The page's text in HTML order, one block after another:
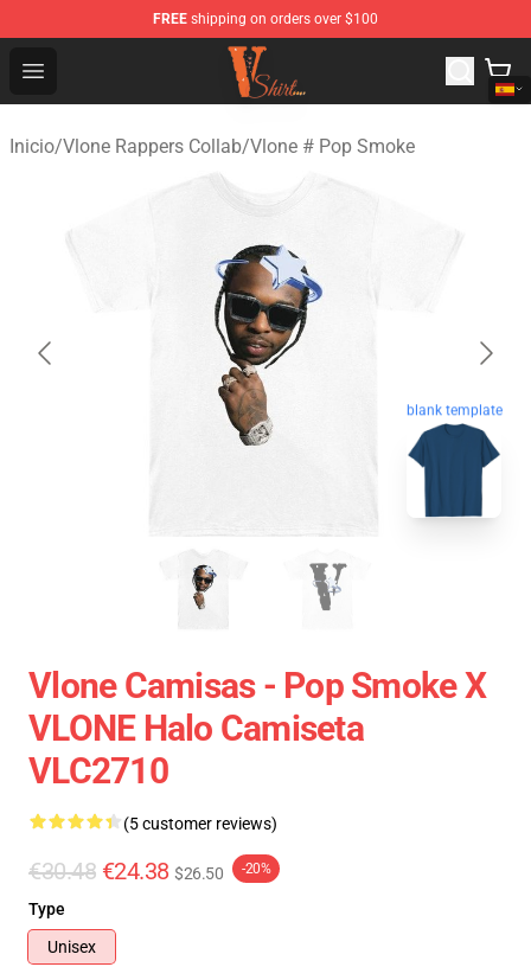
FREE shipping on orders over $100
Open menu
Vlone Shirt Store - Official Vlone Shirt Shop
Inicio/Vlone Rappers Collab/Vlone # Pop Smoke
blank template
Vlone Camisas - Pop Smoke X
VLONE Halo Camiseta
VLC2710
(5 customer reviews)
€30.48 €24.38 $26.50 -20%
Type
Unisex